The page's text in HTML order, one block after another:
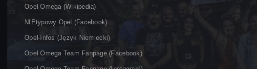
Opel Omega (Wikipedia)
NIEtypowy Opel (Facebook)
Opel-Infos (język Niemiecki)
Opel Omega Team Fanpage (Facebook)